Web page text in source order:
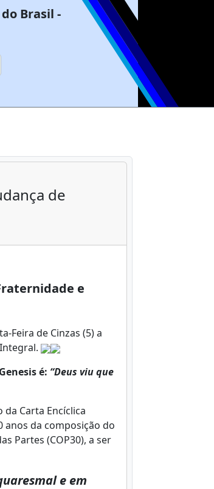
Brasil -
de
e
Feira de Cinzas (5) a
é: “Deus viu que
Carta Encíclica
anos da composição do
Partes (COP30), a ser
e em